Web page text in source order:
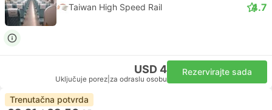
Taiwan High Speed Rail 4.7
USD 4
Uključuje porez za odraslu osobu
Rezervirajte sada
Trenutačna potvrda